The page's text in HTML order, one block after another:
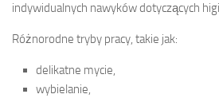
indywidualnych nawyków dotyczących
Różnorodne tryby pracy, takie jak:
delikatne mycie,
wybielanie,